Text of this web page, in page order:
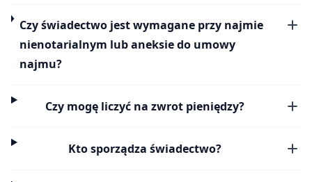
Czy świadectwo jest wymagane przy najmie
nienotarialnym lub aneksie do umowy
najmu?
Czy mogę liczyć na zwrot pieniędzy?
Kto sporządza świadectwo?